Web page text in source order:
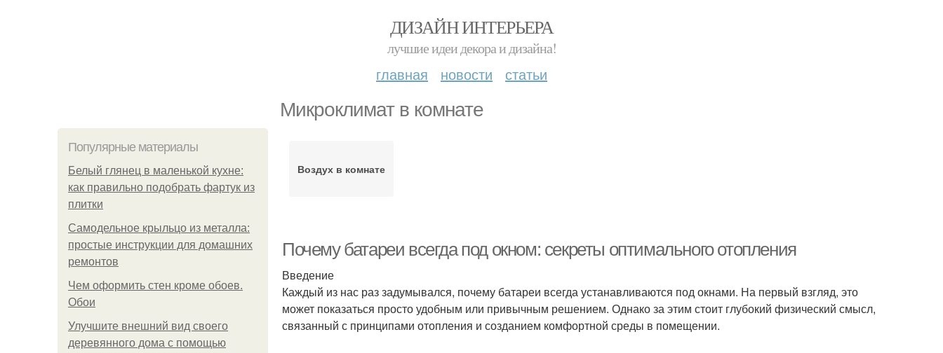
ДИЗАЙН ИНТЕРЬЕРА
лучшие идеи декора и дизайна!
главная новости статьи
Микроклимат в комнате
Популярные материалы
Белый глянец в маленькой кухне:
как правильно подобрать фартук из
плитки
Самодельное крыльцо из металла:
простые инструкции для домашних
ремонтов
Чем оформить стен кроме обоев.
Обои
Улучшите внешний вид своего
деревянного дома с помощью
Воздух в комнате
Почему батареи всегда под окном: секреты оптимального отопления
Введение
Каждый из нас раз задумывался, почему батареи всегда устанавливаются под окнами. На первый взгляд, это
может показаться просто удобным или привычным решением. Однако за этим стоит глубокий физический смысл,
связанный с принципами отопления и созданием комфортной среды в помещении.